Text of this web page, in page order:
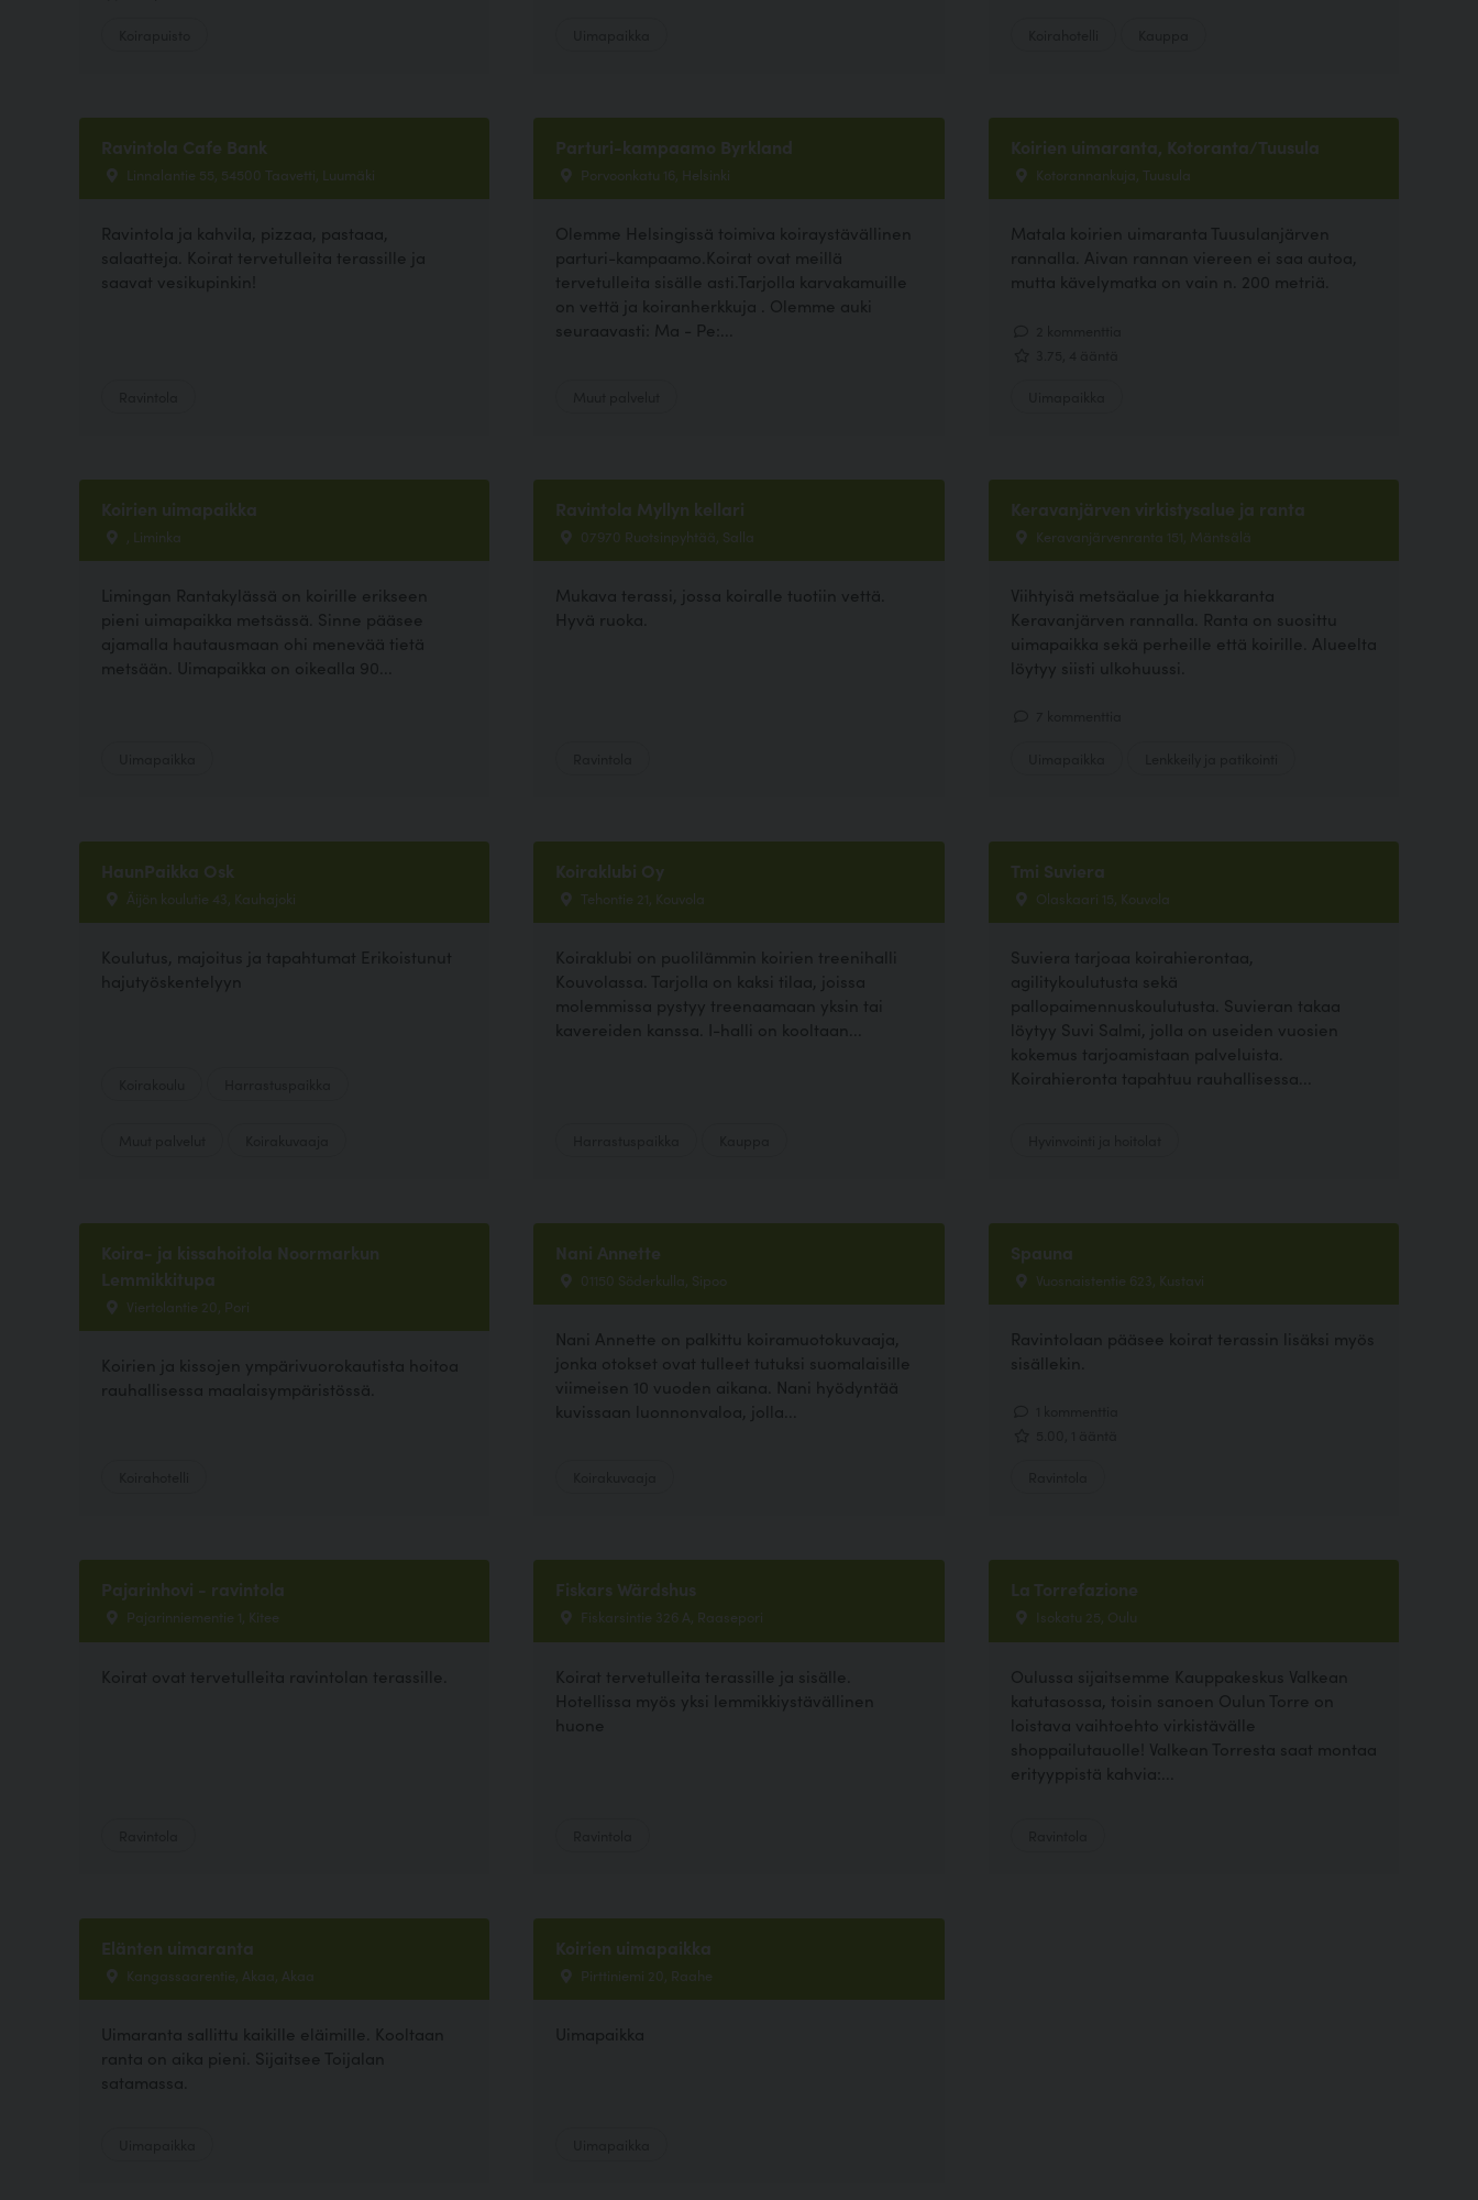
Ravintola Cafe Bank
Linnalantie 55, 54500 Taavetti, Luumäki
Ravintola ja kahvila, pizzaa, pastaaa,
salaatteja. Koirat tervetulleita terassille ja
saavat vesikupinkin!
Parturi-kampaamo Byrkland
Porvoonkatu 16, Helsinki
Olemme Helsingissä toimiva koiraystävällinen
parturi-kampaamo.Koirat ovat meillä
tervetulleita sisälle asti.Tarjolla karvakamuille
on vettä ja koiranherkkuja . Olemme auki
seuraavasti: Ma - Pe:...
Koirien uimaranta, Kotoranta/Tuusula
Kotorannankuja, Tuusula
Matala koirien uimaranta Tuusulanjärven
rannalla. Aivan rannan viereen ei saa autoa,
mutta kävelymatka on vain n. 200 metriä.
Koirien uimapaikka
, Liminka
Limingan Rantakylässä on koirille erikseen
pieni uimapaikka metsässä. Sinne pääsee
ajamalla hautausmaan ohi menevää tietä
metsään. Uimapaikka on oikealla 90...
Ravintola Myllyn kellari
07970 Ruotsinpyhtää, Salla
Mukava terassi, jossa koiralle tuotiin vettä.
Hyvä ruoka.
Keravanjärven virkistysalue ja ranta
Keravanjärvenranta 151, Mäntsälä
Viihtyisä metsäalue ja hiekkaranta
Keravanjärven rannalla. Ranta on suosittu
uimapaikka sekä perheille että koirille. Alueelta
löytyy siisti ulkohuussi.
HaunPaikka Osk
Äijön koulutie 43, Kauhajoki
Koulutus, majoitus ja tapahtumat Erikoistunut
hajutyöskentelyyn
Koiraklubi Oy
Tehontie 21, Kouvola
Koiraklubi on puolilämmin koirien treenihalli
Kouvolassa. Tarjolla on kaksi tilaa, joissa
molemmissa pystyy treenaamaan yksin tai
kavereiden kanssa. I-halli on kooltaan...
Tmi Suviera
Olaskaari 15, Kouvola
Suviera tarjoaa koirahierontaa,
agilitykoulutusta sekä
pallopaimennuskoulutusta. Suvieran takaa
löytyy Suvi Salmi, jolla on useiden vuosien
kokemus tarjoamistaan palveluista.
Koirahieronta tapahtuu rauhallisessa...
Koira- ja kissahoitola Noormarkun
Lemmikkitupa
Viertolantie 20, Pori
Koirien ja kissojen ympärivuorokautista hoitoa
rauhallisessa maalaisympäristössä.
Nani Annette
01150 Söderkulla, Sipoo
Nani Annette on palkittu koiramuotokuvaaja,
jonka otokset ovat tulleet tutuksi suomalaisille
viimeisen 10 vuoden aikana. Nani hyödyntää
kuvissaan luonnonvaloa, jolla...
Spauna
Vuosnaistentie 623, Kustavi
Ravintolaan pääsee koirat terassin lisäksi myös
sisällekin.
Pajarinhovi - ravintola
Pajarinniementie 1, Kitee
Koirat ovat tervetulleita ravintolan terassille.
Fiskars Wärdshus
Fiskarsintie 326 A, Raasepori
Koirat tervetulleita terassille ja sisälle.
Hotellissa myös yksi lemmikkiystävällinen
huone
La Torrefazione
Isokatu 25, Oulu
Oulussa sijaitsemme Kauppakeskus Valkean
katutasossa, toisin sanoen Oulun Torre on
loistava vaihtoehto virkistävälle
shoppailutauolle! Valkean Torresta saat montaa
erityyppistä kahvia:...
Elänten uimaranta
Kangassaarentie, Akaa, Akaa
Uimaranta sallittu kaikille eläimille. Kooltaan
ranta on aika pieni. Sijaitsee Toijalan
satamassa.
Koirien uimapaikka
Pirttiniemi 20, Raahe
Uimapaikka